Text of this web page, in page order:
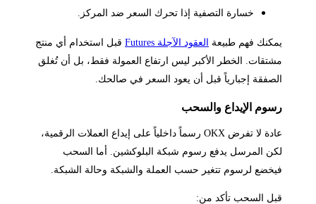
خسارة التصفية إذا تحرك السعر ضد المركز.
يمكنك فهم طبيعة العقود الآجلة Futures
قبل استخدام أي منتج
مشتقات. الخطر الأكبر ليس ارتفاع العمولة فقط، بل أن تُغلق
الصفقة إجبارياً قبل أن يعود السعر في صالحك.
رسوم الإيداع والسحب
عادة لا تفرض OKX رسماً داخلياً على إيداع العملات الرقمية،
لكن المرسل يدفع رسوم شبكة البلوكشين. أما السحب
فيخضع لرسوم تتغير حسب العملة والشبكة وحالة الشبكة.
قبل السحب تأكد من: